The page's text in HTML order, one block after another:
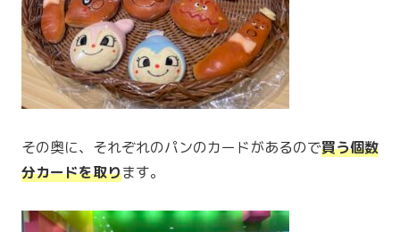
その奥に、それぞれのパンのカードがあるので買う個数
分カードを取ります。